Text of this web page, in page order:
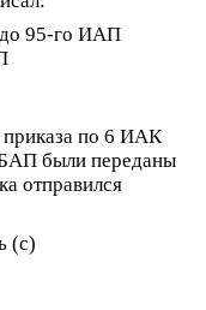
до 95-го ИАП
приказа по 6 ИАК
были переданы
отправился
(с)